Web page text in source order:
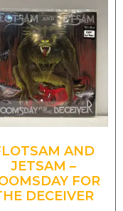
AND
JETSAM –
FOR
DECEIVER